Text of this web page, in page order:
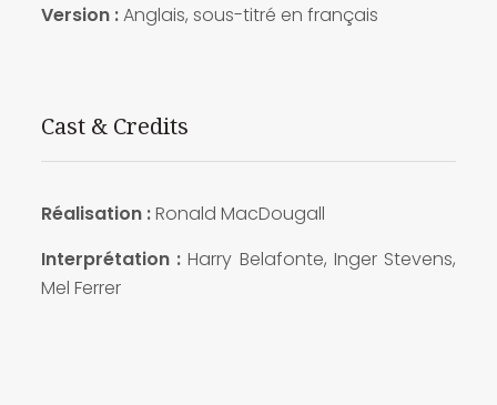
Version :Anglais, sous-titré en français
Cast & Credits
Réalisation :Ronald MacDougall
Interprétation :Harry Belafonte, Inger Stevens,
Mel Ferrer